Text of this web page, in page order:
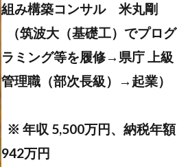
組み構築コンサル 米丸剛
（筑波大（基礎工）でプログ
ラミング等を履修→県庁 上級
管理職（部次長級）→起業）
※ 年収 5,500万円、納税年額
942万円